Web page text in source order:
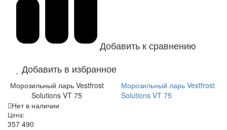
Добавить к сравнению
Добавить в избранное
Морозильный ларь Vestfrost
Solutions VT 75
Морозильный ларь Vestfrost
Solutions VT 75
Нет в наличии
Цена:
357 490